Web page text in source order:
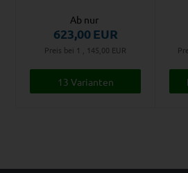
Ab nur
623,00EUR
Preis bei 1 , 145,00 EUR
13 Varianten